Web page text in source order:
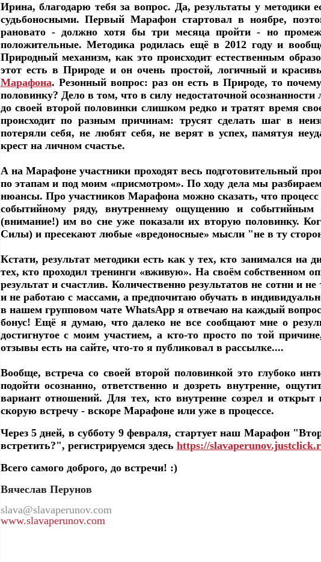
Ирина, благодарю тебя за вопрос. Да, результаты у методики
судьбоносными. Первый Марафон стартовал в ноябре,
рановато - должно хотя бы три месяца пройти - но
положительные. Методика родилась ещё в 2012 году и
Природный механизм, как это происходит естественным
этот есть в Природе и он очень простой, логичный и
Марафона. Резонный вопрос: раз он есть в Природе, то
половинку? Дело в том, что в силу недостаточной осознанности
до своей второй половинки слишком редко и тратят время
происходит по разным причинам: трусят сделать шаг в
потеряли себя, не любят себя, не верят в успех, памятуя
крест на личном счастье.
А на Марафоне участники проходят весь подготовительный
по этапам и под моим «присмотром». По ходу дела мы
нюансы. Про участников Марафона можно сказать, что
событийному ряду, внутреннему ощущению и
(внимание!) им во сне уже показали их вторую половинку.
Силы) и пресекают любые «вредоносные» мысли "не в ту
Кстати, результат методики есть как у тех, кто занимался на
тех, кто проходил тренинги «вживую». На своём собственном
результат и счастлив. Количественно результатов не сотни и
и не работаю с массами, а предпочитаю обучать в
в нашем групповом чате WhatsApp я отвечаю на каждый
бонус! Ещё я думаю, что далеко не все сообщают мне о
достигнутое с моим участием, а кто-то просто по той
отзывы есть на сайте, что-то я публиковал в рассылке....
Вообще, встреча со своей второй половинкой это глубоко
подойти осознанно, ответственно и дозреть внутренне,
вариант отношений. Для тех, кто внутренне созрел и
скорую встречу - вскоре Марафоне или уже в процессе.
Через 5 дней, в субботу 9 февраля, стартует наш Марафон
встретить?", регистрируемся здесь https://
Всего самого доброго, до встречи! :)
Вячеслав Перунов
slava@slavaperunov.com
www.slavaperunov.com